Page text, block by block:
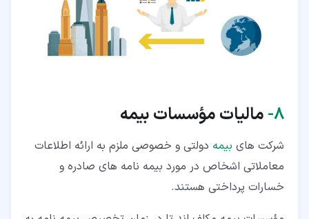
۸‏- مالیات مؤسسات بیمه
شرکت های بیمه دولتی و خصوصی ملزم به ارائه اطلاعات
معاملاتی اشخاص در مورد بیمه نامه های صادره و
خسارات پرداختی هستند.